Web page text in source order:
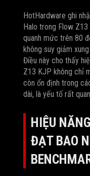
HotHardware ghi
Halo trong Flow
quanh mức trên 80
không suy giảm
Điều này cho thấy
Z13 KJP không chỉ
còn ổn định trong
dài, là yếu tố rất
HIỆU
ĐẠT BAO